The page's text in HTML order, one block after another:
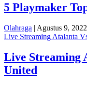
5 Playmaker
Olahraga | Agustus 9, 2022
Live Streaming Atalanta
Live Streaming
United